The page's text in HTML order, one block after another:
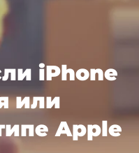
iPhone
или
Apple